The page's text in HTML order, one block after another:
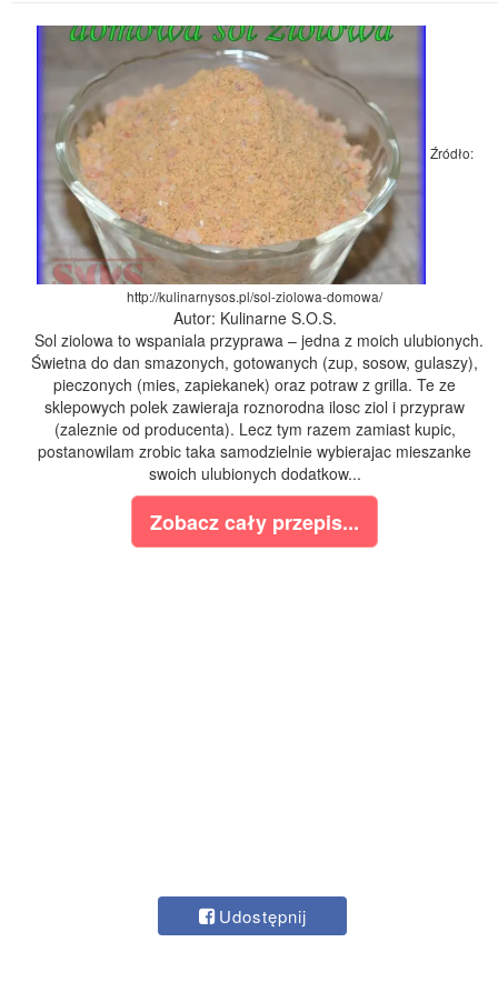
Źródło:
http://kulinarnysos.pl/sol-ziolowa-domowa/
Autor: Kulinarne S.O.S.
Sol ziolowa to wspaniala przyprawa – jedna z moich ulubionych.
Świetna do dan smazonych, gotowanych (zup, sosow, gulaszy),
pieczonych (mies, zapiekanek) oraz potraw z grilla. Te ze
sklepowych polek zawieraja roznorodna ilosc ziol i przypraw
(zaleznie od producenta). Lecz tym razem zamiast kupic,
postanowilam zrobic taka samodzielnie wybierajac mieszanke
swoich ulubionych dodatkow...
Zobacz cały przepis...
Udostępnij